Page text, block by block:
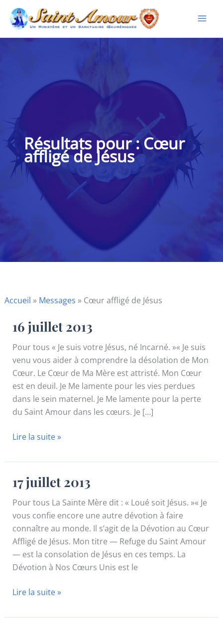
Aller
contenu
Cœur
affligé de Jésus
Accueil » Messages » Cœur affligé de Jésus
16 juillet 2013
Pour tous « Je suis votre Jésus, né Incarné. »« Je suis
venu vous aider à comprendre la désolation de Mon
Cœur. Le Cœur de Ma Mère est attristé. Mon Cœur
est en deuil. Je Me lamente pour les vies perdues
dans le sein maternel. Je Me lamente pour la perte
du Saint Amour dans les cœurs. Je […]
16
2013
Lire la suite »
17 juillet 2013
Pour tous La Sainte Mère dit : « Loué soit Jésus. »« Je
vous confie encore une autre dévotion à faire
connaître au monde. Il s’agit de la Dévotion au Cœur
Affligé de Jésus. Mon titre — Refuge du Saint Amour
— est la consolation de Jésus en ces temps. La
Dévotion à Nos Cœurs Unis est le
17
2013
Lire la suite »